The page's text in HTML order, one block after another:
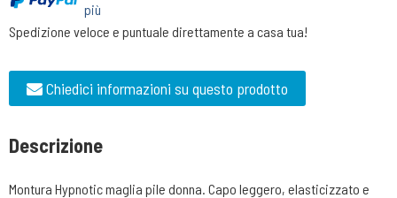
più
Spedizione veloce e puntuale direttamente a casa tua!
Chiedici informazioni su questo prodotto
Descrizione
Montura Hypnotic maglia pile donna. Capo leggero, elasticizzato e